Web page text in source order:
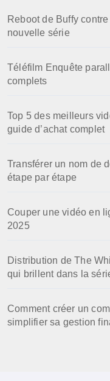
Reboot de Buffy
nouvelle série
Téléfilm Enquête
complets
Top 5 des meilleurs
guide d’achat complet
Transférer un nom de
étape par étape
Couper une vidéo en
2025
Distribution de The
qui brillent dans la
Comment créer un
simplifier sa gestion